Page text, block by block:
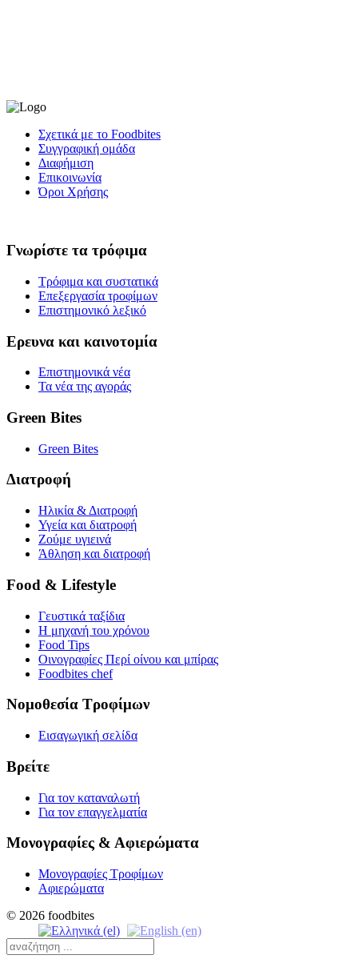
Σχετικά με το Foodbites
Συγγραφική ομάδα
Διαφήμιση
Επικοινωνία
Όροι Χρήσης
Γνωρίστε τα τρόφιμα
Τρόφιμα και συστατικά
Επεξεργασία τροφίμων
Επιστημονικό λεξικό
Ερευνα και καινοτομία
Επιστημονικά νέα
Τα νέα της αγοράς
Green Bites
Green Bites
Διατροφή
Ηλικία & Διατροφή
Υγεία και διατροφή
Ζούμε υγιεινά
Άθληση και διατροφή
Food & Lifestyle
Γευστικά ταξίδια
Η μηχανή του χρόνου
Food Tips
Οινογραφίες Περί οίνου και μπίρας
Foodbites chef
Νομοθεσία Τροφίμων
Εισαγωγική σελίδα
Βρείτε
Για τον καταναλωτή
Για τον επαγγελματία
Μονογραφίες & Αφιερώματα
Μονογραφίες Τροφίμων
Αφιερώματα
© 2026 foodbites